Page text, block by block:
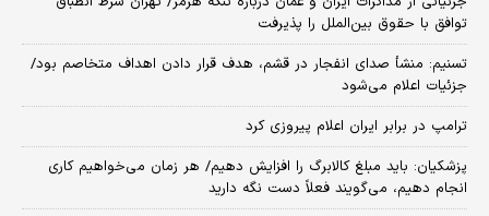
توافق با حقوق بین‌الملل را پذیرفت
تسنیم: منشأ صدای انفجار در قشم، هدف قرار دادن اهداف متخاصم بود/
جزئیات اعلام می‌شود
ترامپ در برابر ایران اعلام پیروزی کرد
پزشکیان: باید مبلغ کالابرگ را افزایش دهیم/ هر زمان می‌خواهیم کاری
انجام دهیم، می‌گویند فعلاً دست نگه دارید